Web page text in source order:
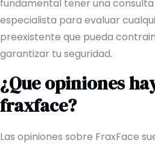
fundamental tener una
especialista para evaluar
preexistente que pueda
garantizar tu seguridad.
¿Que opiniones
fraxface?
Las opiniones sobre FraxFace